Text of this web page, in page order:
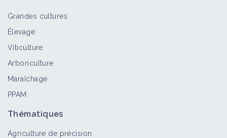
Grandes cultures
Élevage
Viticulture
Arboriculture
Maraîchage
PPAM
Thématiques
Agriculture de précision